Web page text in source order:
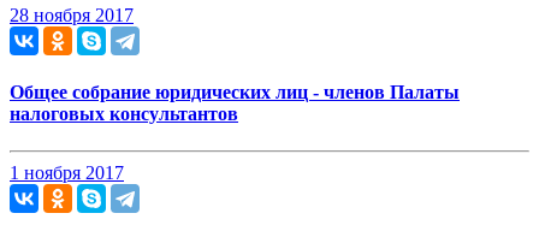
28 ноября 2017
Общее собрание юридических лиц - членов Палаты
налоговых консультантов
1 ноября 2017